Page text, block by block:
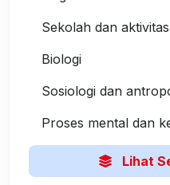
Sekolah dan
Biologi
Sosiologi dan
Proses mental dan
Lihat